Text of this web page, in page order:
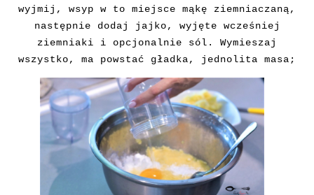
wyjmij, wsyp w to miejsce mąkę ziemniaczaną,
następnie dodaj jajko, wyjęte wcześniej
ziemniaki i opcjonalnie sól. Wymieszaj
wszystko, ma powstać gładka, jednolita masa;